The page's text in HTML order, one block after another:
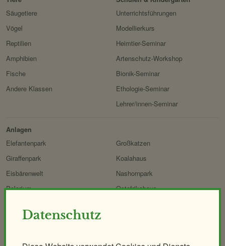
Datenschutz
Unterrichtsführungen
Modellierkurs
Heimtier-Seminar
Artenschutz-Workshop
Bionik-Seminar
Ethologie-Seminar
Lehrer/innen-Seminar
Säugetiere
Vögel
Reptilien
Amphibien
Fische
Andere Klassen
Anlagen
Elefantenpark
Giraffenpark
Eisbärenwelt
Polarium
ORANG.erie
Großkatzen
Koalahaus
Nashornpark
Ostafrikahaus